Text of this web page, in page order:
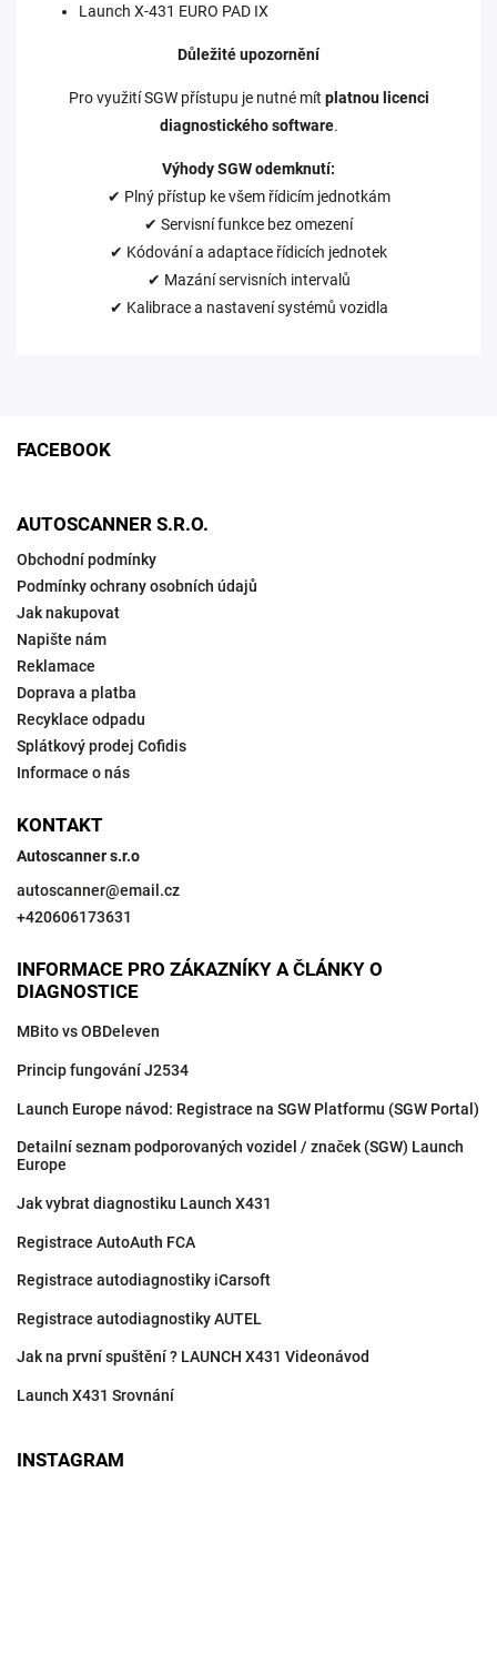
Launch X-431 EURO PAD IX
Důležité upozornění
Pro využití SGW přístupu je nutné mít platnou licenci
diagnostického software.
Výhody SGW odemknutí:
✔ Plný přístup ke všem řídicím jednotkám
✔ Servisní funkce bez omezení
✔ Kódování a adaptace řídicích jednotek
✔ Mazání servisních intervalů
✔ Kalibrace a nastavení systémů vozidla
FACEBOOK
AUTOSCANNER S.R.O.
Obchodní podmínky
Podmínky ochrany osobních údajů
Jak nakupovat
Napište nám
Reklamace
Doprava a platba
Recyklace odpadu
Splátkový prodej Cofidis
Informace o nás
KONTAKT
Autoscanner s.r.o
autoscanner@email.cz
+420606173631
INFORMACE PRO ZÁKAZNÍKY A ČLÁNKY O
DIAGNOSTICE
MBito vs OBDeleven
Princip fungování J2534
Launch Europe návod: Registrace na SGW Platformu (SGW Portal)
Detailní seznam podporovaných vozidel / značek (SGW) Launch
Europe
Jak vybrat diagnostiku Launch X431
Registrace AutoAuth FCA
Registrace autodiagnostiky iCarsoft
Registrace autodiagnostiky AUTEL
Jak na první spuštění ? LAUNCH X431 Videonávod
Launch X431 Srovnání
INSTAGRAM